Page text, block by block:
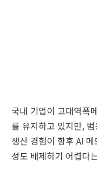
국내 기업이 고대역폭
를 유지하고 있지만,
생산 경험이 향후 AI
성도 배제하기 어렵다